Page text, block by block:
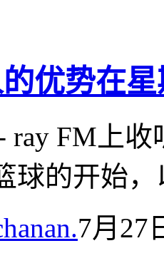
优势在
ray FM上
球的开始
7月27